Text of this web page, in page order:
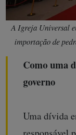
A Igreja Universal
importação de
Como uma
governo
Uma dívida